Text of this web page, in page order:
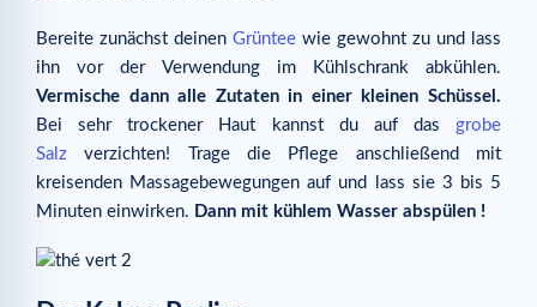
Bereite zunächst deinen Grüntee wie gewohnt zu und lass
ihn vor der Verwendung im Kühlschrank abkühlen.
Vermische dann alle Zutaten in einer kleinen Schüssel.
Bei sehr trockener Haut kannst du auf das grobe
Salz verzichten! Trage die Pflege anschließend mit
kreisenden Massagebewegungen auf und lass sie 3 bis 5
Minuten einwirken. Dann mit kühlem Wasser abspülen !